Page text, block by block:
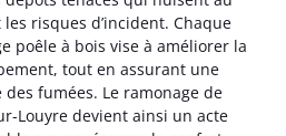
risques d’incident. Chaque
poêle à bois vise à améliorer la
tout en assurant une
fumées. Le ramonage de
Louyre devient ainsi un acte